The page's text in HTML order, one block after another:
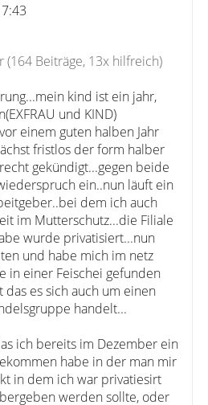
(164 Beiträge, 13x hilfreich)
kind ist ein jahr,
und KIND)
einem guten halben Jahr
fristlos der form halber
gekündigt...gegen beide
ein..nun läuft ein
dem ich auch
im Mutterschutz...die Filiale
wurde privatisiert...nun
und habe mich im netz
in einer Feischei gefunden
es sich auch um einen
handelt...
ich bereits im Dezember ein
habe in der man mir
in dem ich war privatiesirt
werden sollte, oder